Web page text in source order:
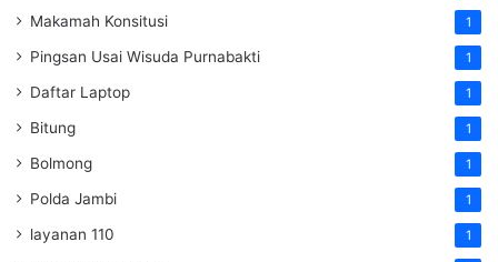
Makamah Konsitusi 1
Pingsan Usai Wisuda Purnabakti 1
Daftar Laptop 1
Bitung 1
Bolmong 1
Polda Jambi 1
layanan 110 1